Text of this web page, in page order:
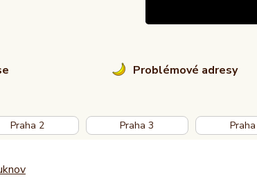
Problémové adresy
Praha 2 Praha 3